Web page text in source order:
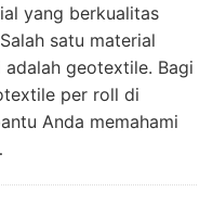
yang berkualitas
satu material
geotextile. Bagi
per roll di
Anda memahami